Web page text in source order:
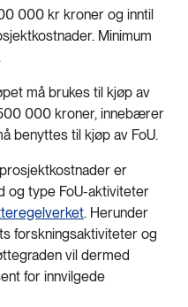
000 kr kroner og inntil
Minimum
må brukes til kjøp av
000 kroner, innebærer
benyttes til kjøp av FoU.
er
og type FoU-aktiviteter
. Herunder
forskningsaktiviteter og
vil dermed
for innvilgede